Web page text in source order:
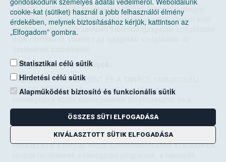
•63/2012. (VII.2) VM rendeletea NÉBIH, valamint a megyei
kormányhivatalok mezőgazdasági szakigazgatási szervei előtt
kezdeményezett eljárásokban fizetendő igazgatási szolgáltatási
díjak mértékéről, valamint az igazgatási szolgáltatási díj
Európai Uniós jogszabályok:
• AZ EURÓPAI PARLAMENT ÉS A TANÁCS 1308/2013/EU
RENDELETE(2013. december 17.) mezőgazdasági
922/72/EGK, a 234/79/EK, az 1037/2001/EK és az
1234/2007/EK tanácsi rendelet hatályon kívül helyezéséről
• A BIZOTTSÁG 2008. június 27.-én hozott 555/2008/EK
RENDELETE a borpiac közös szervezéséről szóló 479/2008/EK
cookie-kat (sütiket) használ a jobb felhasználói élmény
érdekében, melynek biztosításához kérjük, kattintson az
„Elfogadom” gombra.
Statisztikai célú sütik
Hirdetési célú sütik
Alapműködést biztosító és funkcionális sütik
ÖSSZES SÜTI ELFOGADÁSA
KIVÁLASZTOTT SÜTIK ELFOGADÁSA